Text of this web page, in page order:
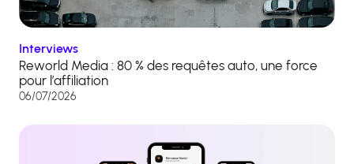
Interviews
Reworld Media : 80 % des requêtes auto, une force
pour l’affiliation
06/07/2026